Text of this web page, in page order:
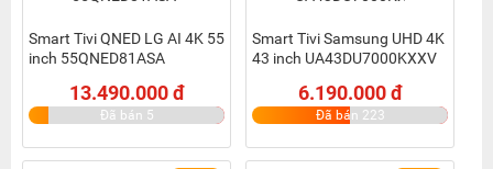
Smart Tivi QNED LG AI 4K 55
inch 55QNED81ASA
13.490.000 đ
Đã bán 5
Smart Tivi Samsung UHD 4K
43 inch UA43DU7000KXXV
6.190.000 đ
Đã bán 223